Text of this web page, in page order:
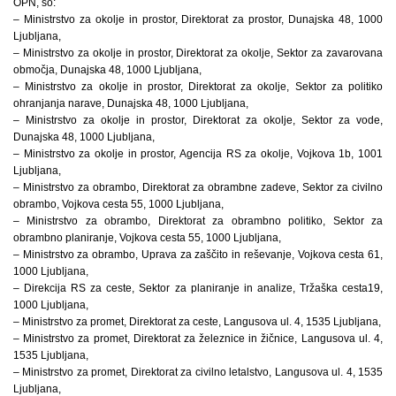
– Ministrstvo za okolje in prostor, Direktorat za prostor, Dunajska 48, 1000
Ljubljana,
– Ministrstvo za okolje in prostor, Direktorat za okolje, Sektor za zavarovana
območja, Dunajska 48, 1000 Ljubljana,
– Ministrstvo za okolje in prostor, Direktorat za okolje, Sektor za politiko
ohranjanja narave, Dunajska 48, 1000 Ljubljana,
– Ministrstvo za okolje in prostor, Direktorat za okolje, Sektor za vode,
Dunajska 48, 1000 Ljubljana,
– Ministrstvo za okolje in prostor, Agencija RS za okolje, Vojkova 1b, 1001
Ljubljana,
– Ministrstvo za obrambo, Direktorat za obrambne zadeve, Sektor za civilno
obrambo, Vojkova cesta 55, 1000 Ljubljana,
– Ministrstvo za obrambo, Direktorat za obrambno politiko, Sektor za
obrambno planiranje, Vojkova cesta 55, 1000 Ljubljana,
– Ministrstvo za obrambo, Uprava za zaščito in reševanje, Vojkova cesta 61,
1000 Ljubljana,
– Direkcija RS za ceste, Sektor za planiranje in analize, Tržaška cesta19,
1000 Ljubljana,
– Ministrstvo za promet, Direktorat za ceste, Langusova ul. 4, 1535 Ljubljana,
– Ministrstvo za promet, Direktorat za železnice in žičnice, Langusova ul. 4,
1535 Ljubljana,
– Ministrstvo za promet, Direktorat za civilno letalstvo, Langusova ul. 4, 1535
Ljubljana,